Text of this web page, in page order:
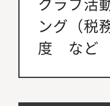
ング（税
度 など